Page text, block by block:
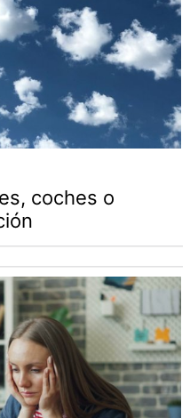
coches o